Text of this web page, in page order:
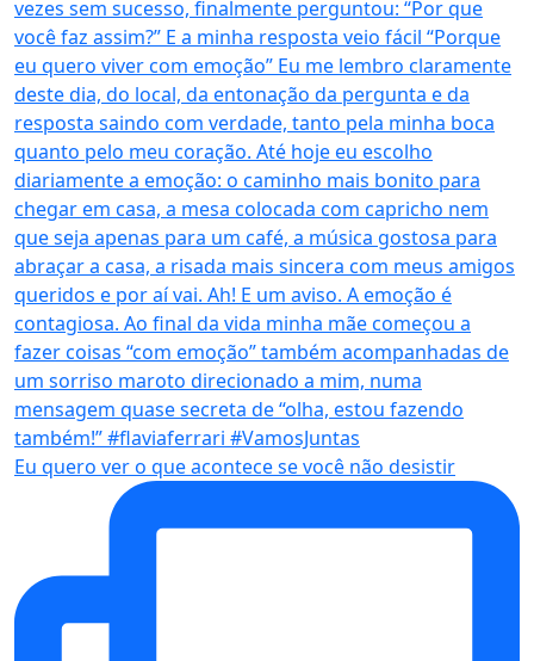
Eu quero ver o que acontece se você não desistir